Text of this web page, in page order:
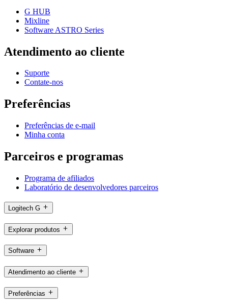
G HUB
Mixline
Software ASTRO Series
Atendimento ao cliente
Suporte
Contate-nos
Preferências
Preferências de e-mail
Minha conta
Parceiros e programas
Programa de afiliados
Laboratório de desenvolvedores parceiros
Logitech G
Explorar produtos
Software
Atendimento ao cliente
Preferências